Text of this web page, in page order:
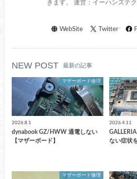
きます。 運営：イーハンズテ
WebSite Twitter
NEW POST 最新の記事
マザーボード修理
2026.8.1
dynabook GZ/HWW 通電しない
【マザーボード】
2026.4.11
ない症状
マザーボード修理